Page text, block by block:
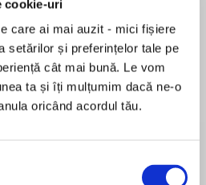
cookie-uri
care ai mai auzit - mici fișiere
setărilor și preferințelor tale pe
cât mai bună. Le vom
ta și îți mulțumim dacă ne-o
oricând acordul tău.
in his room ever since
They’re going to
Worlds, edited by Jon